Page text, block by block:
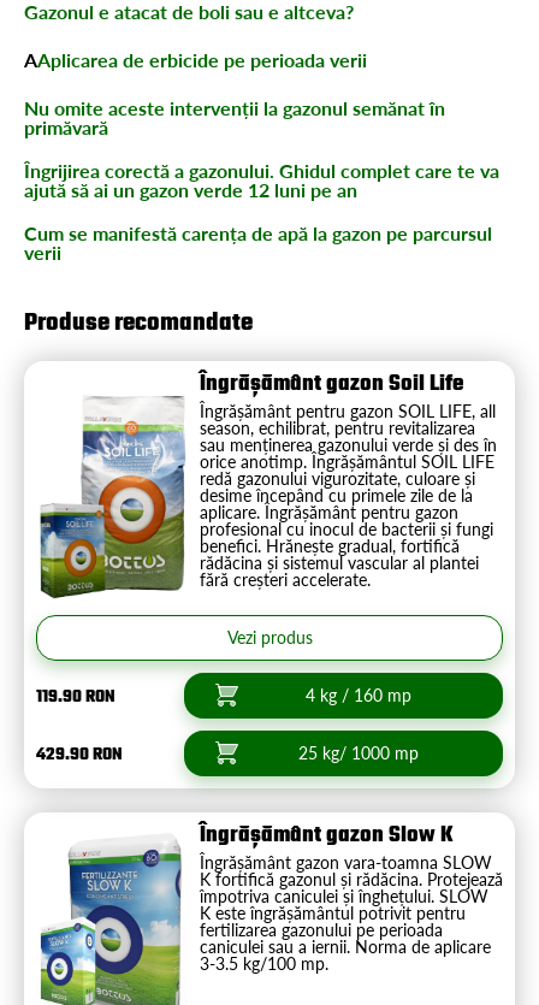
Gazonul e atacat de boli sau e altceva?
AAplicarea de erbicide pe perioada verii
Nu omite aceste intervenții la gazonul semănat în
primăvară
Îngrijirea corectă a gazonului. Ghidul complet care te va
ajută să ai un gazon verde 12 luni pe an
Cum se manifestă carența de apă la gazon pe parcursul
verii
Produse recomandate
Îngrășământ gazon Soil Life
Îngrășământ pentru gazon SOIL LIFE, all
season, echilibrat, pentru revitalizarea
sau menținerea gazonului verde și des în
orice anotimp. Îngrășământul SOIL LIFE
redă gazonului vigurozitate, culoare și
desime începând cu primele zile de la
aplicare. Îngrășământ pentru gazon
profesional cu inocul de bacterii și fungi
benefici. Hrănește gradual, fortifică
rădăcina și sistemul vascular al plantei
fără creșteri accelerate.
Vezi produs
119.90 RON 4 kg / 160 mp
429.90 RON 25 kg/ 1000 mp
Îngrășământ gazon Slow K
Îngrășământ gazon vara-toamna SLOW
K fortifică gazonul și rădăcina. Protejează
împotriva caniculei și înghețului. SLOW
K este îngrășământul potrivit pentru
fertilizarea gazonului pe perioada
caniculei sau a iernii. Norma de aplicare
3-3.5 kg/100 mp.